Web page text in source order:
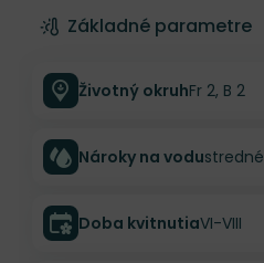
Základné parametre
Životný okruhFr 2, B 2
Nároky na vodustredné
Doba kvitnutiaVI-VIII